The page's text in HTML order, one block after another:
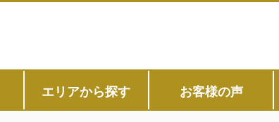
エリアから探す お客様の声